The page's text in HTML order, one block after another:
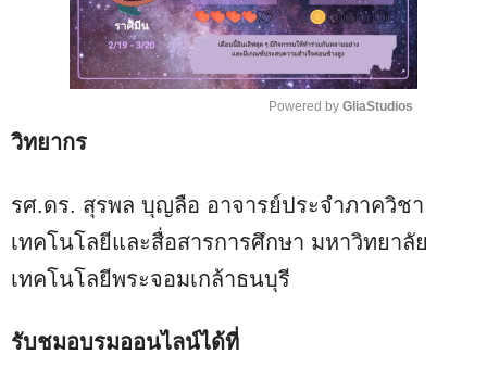
e
Powered by GliaStudios
วิทยากร
รศ.ดร. สุรพล บุญลือ อาจารย์ประจำภาควิชา
เทคโนโลยีและสื่อสารการศึกษา มหาวิทยาลัย
เทคโนโลยีพระจอมเกล้าธนบุรี
รับชมอบรมออนไลน์ได้ที่